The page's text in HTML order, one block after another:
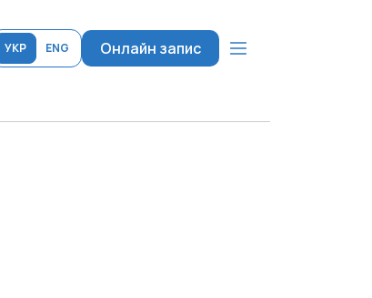
УКР ENG Онлайн запис